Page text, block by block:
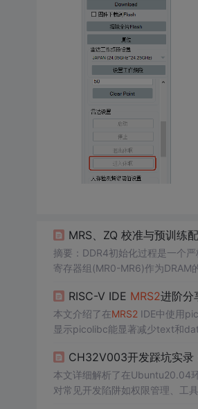
MRS、ZQ 校准与预训练
摘要：DDR4初始化过程是一个
寄存器组(MR0-MR6)作为DRAM
时序参数来保证配置完整性。整
RISC-V IDE MRS2进阶分
本文介绍了在MRS2IDE中使用
显示picolibc能显著减少text和
CH32V003开发踩坑实录
本文详细解析了在Ubuntu20.04
对常见开发陷阱如权限管理、工